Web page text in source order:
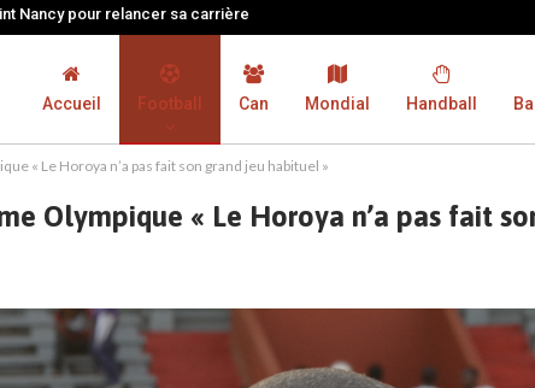
Nancy pour relancer sa carrière
Accueil Football Can Mondial Handball
« Le Horoya n’a pas fait son grand jeu habituel »
Olympique « Le Horoya n’a pas fait